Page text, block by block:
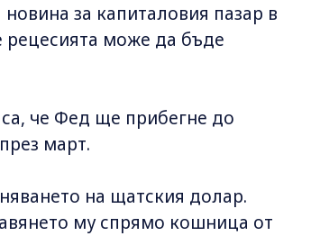
за капиталовия пазар в
рецесията може да бъде
че Фед ще прибегне до
март.
на щатския долар.
му спрямо кошница от